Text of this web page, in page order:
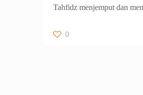
Tahfidz menjemput dan
0